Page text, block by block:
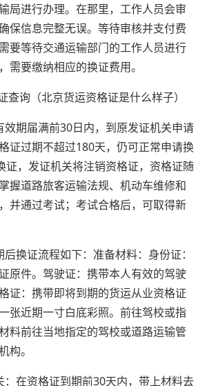
局进行办理。在那里，工作人员会审
保信息完整无误。等待审核并支付费
要等待交通运输部门的工作人员进行
需要缴纳相应的换证费用。
效期届满前30日内，到原发证机关申请
证过期不超过180天，仍可正常申请换
证，发证机关将注销资格证，资格证随
握道路旅客运输法规、机动车维修和
并通过考试；考试合格后，可取得新
换证流程如下：准备材料：身份证：
原件。驾驶证：携带本人有效的驾驶
证：携带即将到期的货运从业资格证
张近期一寸白底彩照。前往驾校或指
料前往当地指定的驾校或道路运输管
构。
：在资格证到期前30天内，带上材料去